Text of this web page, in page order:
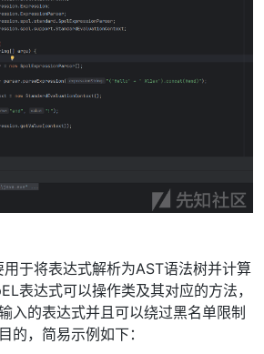
于将表达式解析为AST语法树并计算
表达式可以操作类及其对应的方法，
入的表达式并且可以绕过黑名单限制
的，简易示例如下：